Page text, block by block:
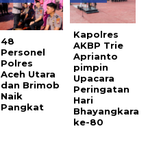
48
Personel
Polres
Aceh Utara
dan Brimob
Naik
Pangkat
Kapolres
AKBP Trie
Aprianto
pimpin
Upacara
Peringatan
Hari
Bhayangkara
ke-80